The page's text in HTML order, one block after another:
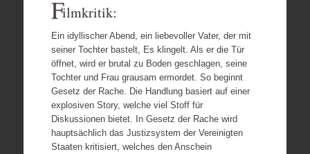
Filmkritik:
Ein idyllischer Abend, ein liebevoller Vater, der mit
seiner Tochter bastelt, Es klingelt. Als er die Tür
öffnet, wird er brutal zu Boden geschlagen, seine
Tochter und Frau grausam ermordet. So beginnt
Gesetz der Rache. Die Handlung basiert auf einer
explosiven Story, welche viel Stoff für
Diskussionen bietet. In Gesetz der Rache wird
hauptsächlich das Justizsystem der Vereinigten
Staaten kritisiert, welches den Anschein